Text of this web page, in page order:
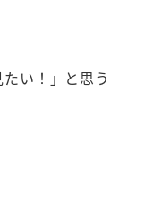
い！」と思う